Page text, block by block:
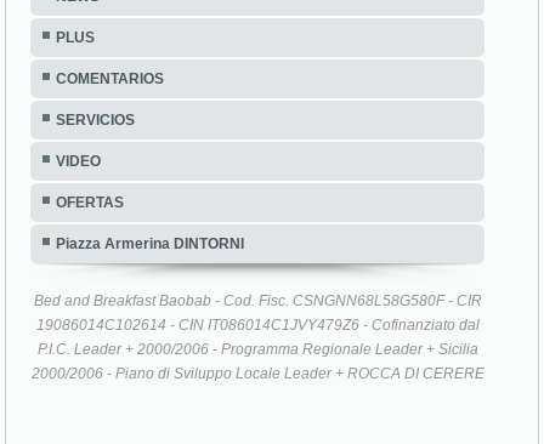
PLUS
COMENTARIOS
SERVICIOS
VIDEO
OFERTAS
Piazza Armerina DINTORNI
Bed and Breakfast Baobab - Cod. Fisc. CSNGNN68L58G580F - CIR
19086014C102614 - CIN IT086014C1JVY479Z6 - Cofinanziato dal
P.I.C. Leader + 2000/2006 - Programma Regionale Leader + Sicilia
2000/2006 - Piano di Sviluppo Locale Leader + ROCCA DI CERERE